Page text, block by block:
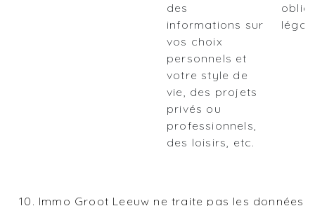
des
informations sur
vos choix
personnels et
votre style de
vie, des projets
privés ou
professionnels,
des loisirs, etc.
Immo Groot Leeuw ne traite pas les données